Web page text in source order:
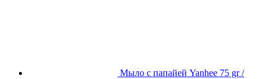
Мыло с папайей Yanhee 75 gr /